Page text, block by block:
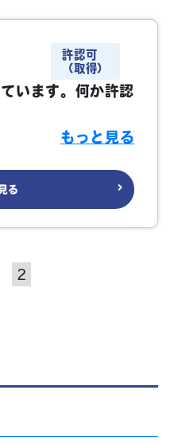
許認可
（取得）
います。何か許認
もっと見る
る
2